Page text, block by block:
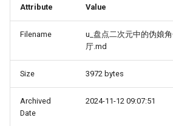
Attribute Value
Filename
u_盘点二次元中的伪娘
厅.md
Size 3972 bytes
Archived
Date
2024-11-12 09:07:51